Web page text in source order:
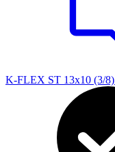
K-FLEX ST 13х10 (3/